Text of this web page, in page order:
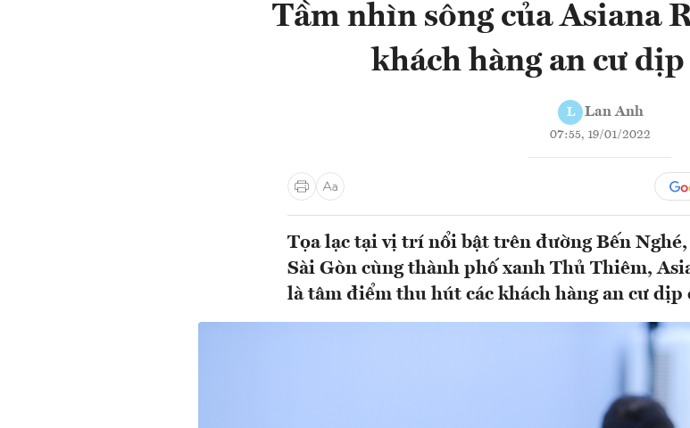
Tầm nhìn sông của Asiana
khách hàng an cư
L Lan Anh
07:55, 19/01/2022
Tọa lạc tại vị trí nổi bật trên đường Bến
Sài Gòn cùng thành phố xanh Thủ Thiêm,
là tâm điểm thu hút các khách hàng an cư dịp